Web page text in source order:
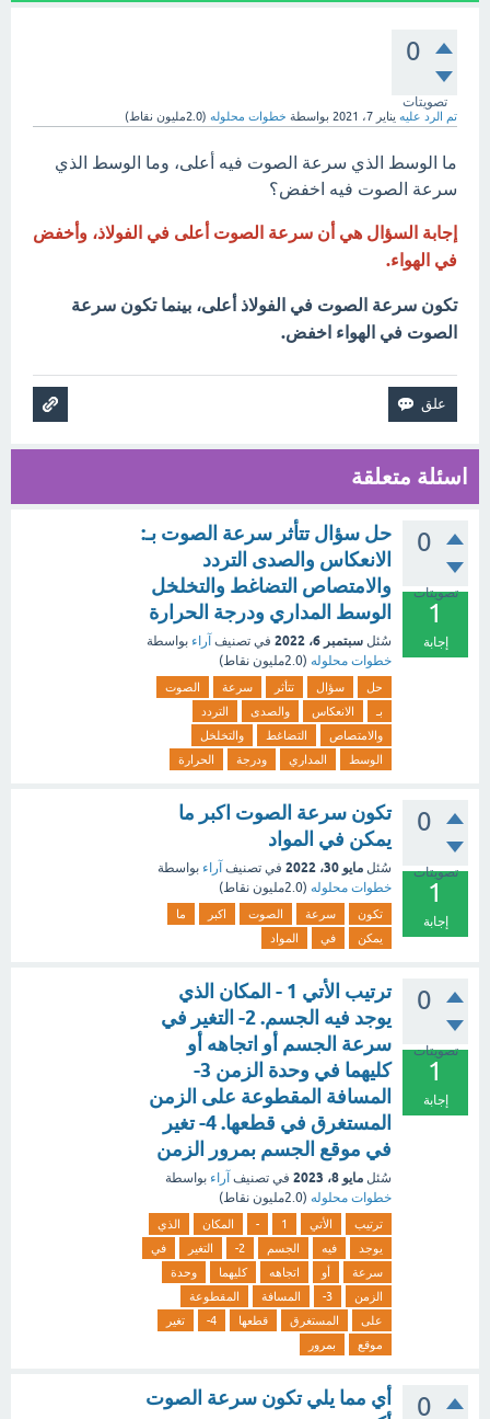
0
تصويتات
تم الرد عليه يناير 7، 2021 بواسطة خطوات محلوله (2.0مليون نقاط)
ما الوسط الذي سرعة الصوت فيه أعلى، وما الوسط الذي
سرعة الصوت فيه اخفض؟
إجابة السؤال هي أن سرعة الصوت أعلى في الفولاذ، وأخفض
في الهواء.
تكون سرعة الصوت في الفولاذ أعلى، بينما تكون سرعة
الصوت في الهواء اخفض.
اسئلة متعلقة
0
تصويتات
1
إجابة
حل سؤال تتأثر سرعة الصوت بـ:
الانعكاس والصدى التردد
والامتصاص التضاغط والتخلخل
الوسط المداري ودرجة الحرارة
سُئل سبتمبر 6، 2022 في تصنيف آراء بواسطة
خطوات محلوله (2.0مليون نقاط)
حل سؤال تتأثر سرعة
الصوت
بـ
الانعكاس والصدى
التردد
والامتصاص
التضاغط
والتخلخل
الوسط
المداري ودرجة الحرارة
0
تصويتات
1
إجابة
تكون سرعة الصوت اكبر ما
يمكن في المواد
سُئل مايو 30، 2022 في تصنيف آراء بواسطة
خطوات محلوله (2.0مليون نقاط)
تكون سرعة الصوت اكبر
ما
يمكن
في المواد
0
تصويتات
1
إجابة
ترتيب الأتي 1 - المكان الذي
يوجد فيه الجسم. 2- التغير في
سرعة الجسم أو اتجاهه أو
كليهما في وحدة الزمن 3-
المسافة المقطوعة على الزمن
المستغرق في قطعها. 4- تغير
في موقع الجسم بمرور الزمن
سُئل مايو 8، 2023 في تصنيف آراء بواسطة
خطوات محلوله (2.0مليون نقاط)
ترتيب الأتي 1
- المكان
الذي
يوجد
فيه الجسم 2- التغير
في
سرعة
أو اتجاهه كليهما
وحدة
الزمن
3- المسافة
المقطوعة
على
المستغرق قطعها 4-
تغير
موقع
بمرور
0
أي مما يلي تكون سرعة الصوت